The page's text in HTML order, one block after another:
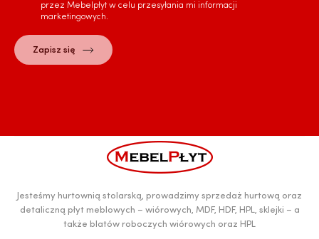
przez Mebelpłyt w celu przesyłania mi informacji
marketingowych.
Jesteśmy hurtownią stolarską, prowadzimy sprzedaż hurtową oraz
detaliczną płyt meblowych – wiórowych, MDF, HDF, HPL, sklejki – a
także blatów roboczych wiórowych oraz HPL